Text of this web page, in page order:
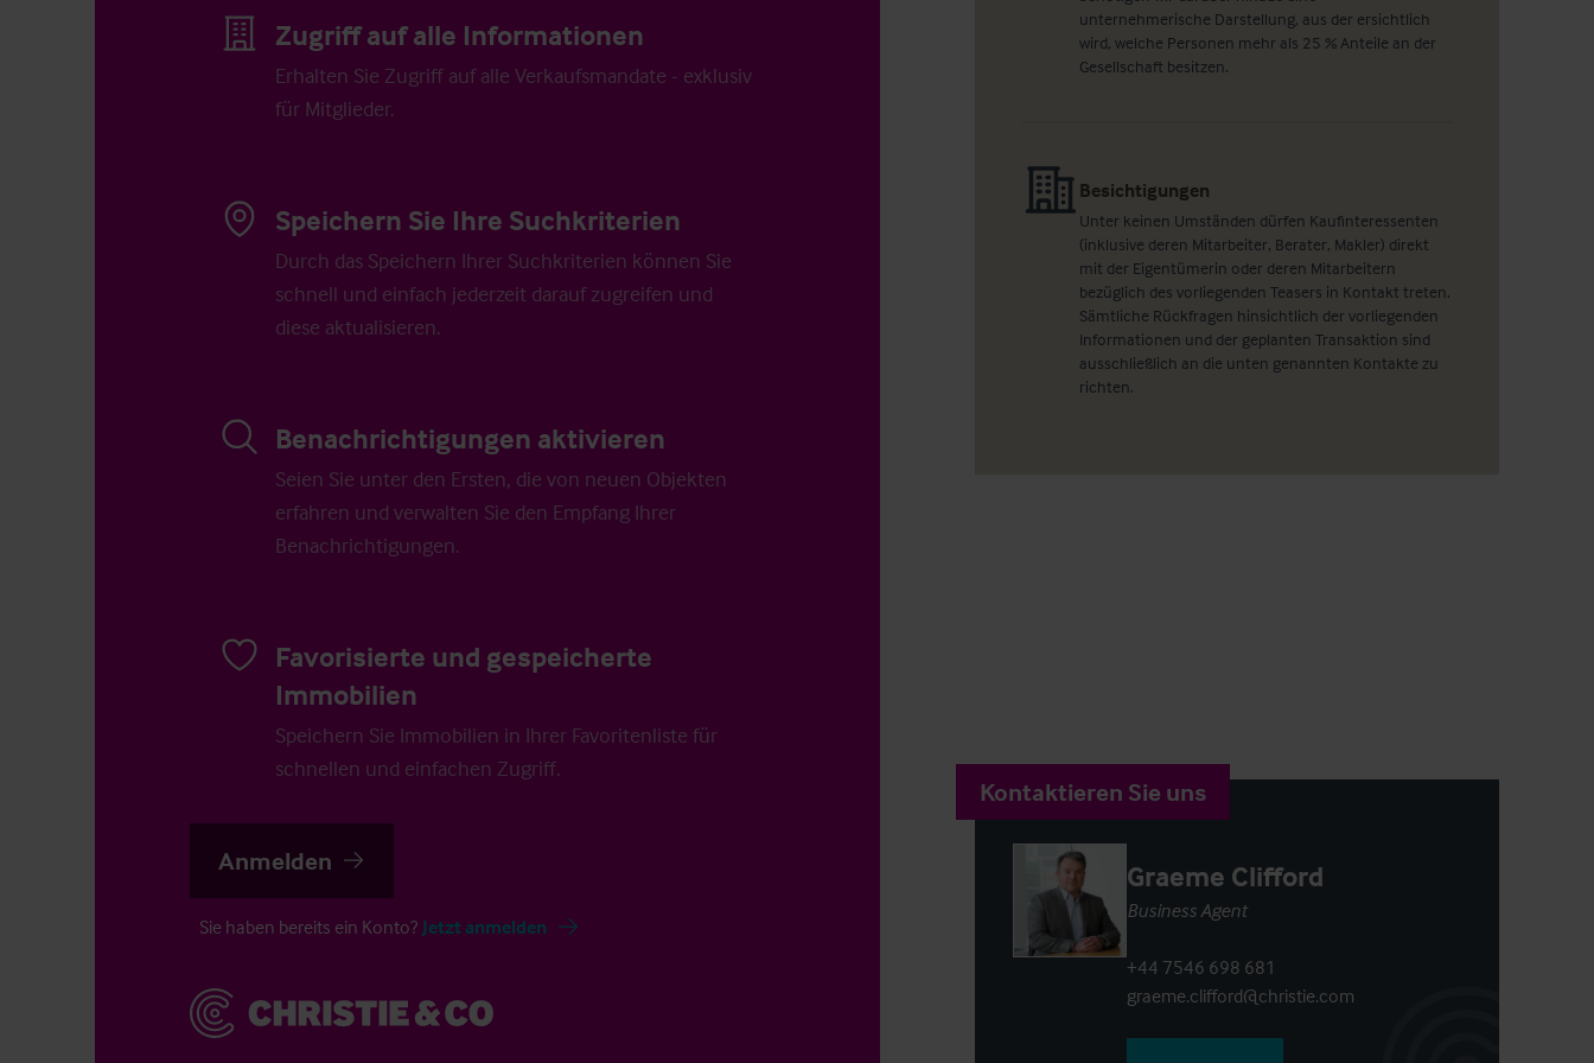
Zugriff auf alle Informationen
Erhalten Sie Zugriff auf alle Verkaufsmandate - exklusiv
für Mitglieder.
Speichern Sie Ihre Suchkriterien
Durch das Speichern Ihrer Suchkriterien können Sie
schnell und einfach jederzeit darauf zugreifen und
diese aktualisieren.
Benachrichtigungen aktivieren
Seien Sie unter den Ersten, die von neuen Objekten
erfahren und verwalten Sie den Empfang Ihrer
Benachrichtigungen.
Favorisierte und gespeicherte
Immobilien
Speichern Sie Immobilien in Ihrer Favoritenliste für
schnellen und einfachen Zugriff.
Anmelden
Sie haben bereits ein Konto? Jetzt anmelden
unternehmerische Darstellung, aus der ersichtlich
wird, welche Personen mehr als 25 % Anteile an der
Gesellschaft besitzen.
Besichtigungen
Unter keinen Umständen dürfen Kaufinteressenten
(inklusive deren Mitarbeiter, Berater, Makler) direkt
mit der Eigentümerin oder deren Mitarbeitern
bezüglich des vorliegenden Teasers in Kontakt treten.
Sämtliche Rückfragen hinsichtlich der vorliegenden
Informationen und der geplanten Transaktion sind
ausschließlich an die unten genannten Kontakte zu
richten.
Kontaktieren Sie uns
Graeme Clifford
Business Agent
+44 7546 698 681
graeme.clifford@christie.com